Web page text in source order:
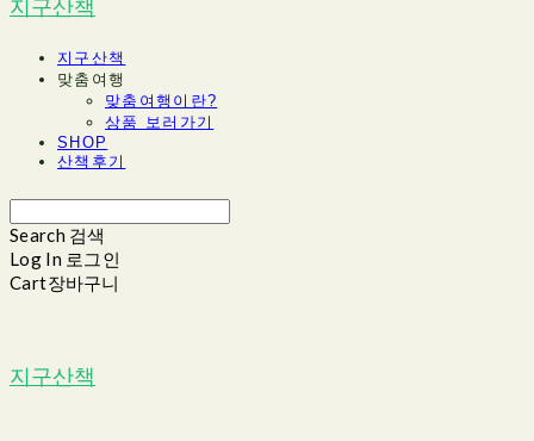
지구산책
지구산책
맞춤여행
맞춤여행이란?
상품 보러가기
SHOP
산책후기
Search 검색
Log In 로그인
Cart장바구니
지구산책